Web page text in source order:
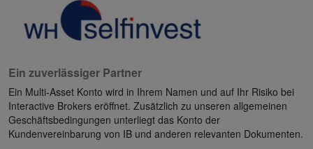
Ein zuverlässiger Partner
Ein Multi-Asset Konto wird in Ihrem Namen und auf Ihr Risiko bei
Interactive Brokers eröffnet. Zusätzlich zu unseren allgemeinen
Geschäftsbedingungen unterliegt das Konto der
Kundenvereinbarung von IB und anderen relevanten Dokumenten.